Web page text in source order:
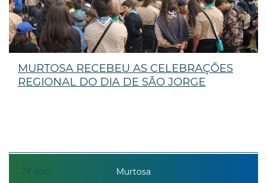
29 abril
MURTOSA RECEBEU AS CELEBRAÇÕES
REGIONAL DO DIA DE SÃO JORGE
Murtosa